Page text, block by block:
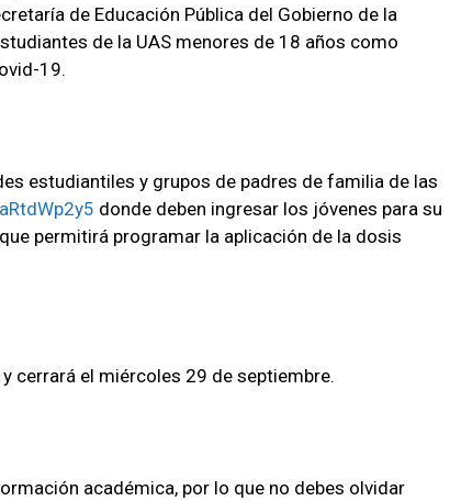
de Educación Pública del Gobierno de la
de la UAS menores de 18 años como
19.
estudiantiles y grupos de padres de familia de las
donde deben ingresar los jóvenes para su
permitirá programar la aplicación de la dosis
cerrará el miércoles 29 de septiembre.
académica, por lo que no debes olvidar